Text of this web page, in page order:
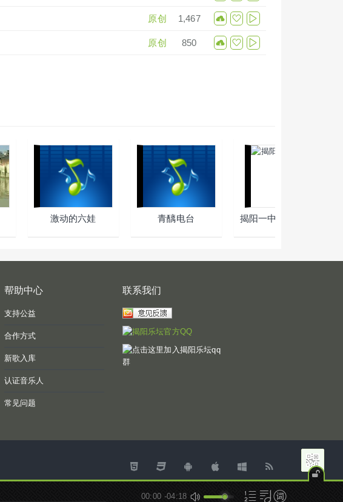
原创 1,467
原创 850
激动的六娃 青醨电台 揭阳一中270周年校庆
帮助中心
支持公益
合作方式
新歌入库
认证音乐人
常见问题
联系我们
JYmusic© 2026
00:00 -04:18